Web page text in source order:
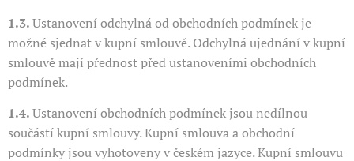
1.3.Ustanovení odchylná od obchodních podmínek je
možné sjednat v kupní smlouvě. Odchylná ujednání v kupní
smlouvě mají přednost před ustanoveními obchodních
podmínek.
1.4.Ustanovení obchodních podmínek jsou nedílnou
součástí kupní smlouvy. Kupní smlouva a obchodní
podmínky jsou vyhotoveny v českém jazyce. Kupní smlouvu